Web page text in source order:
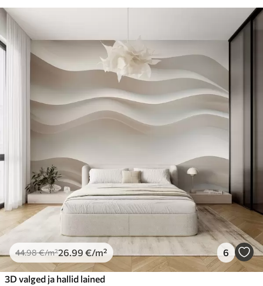
44.98€/m²26 .99 €/m² 6
3D valged ja hallid lained